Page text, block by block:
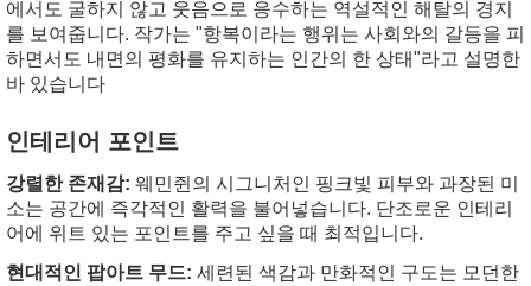
에서도 굴하지 않고 웃음으로 응수하는 역설적인 해탈의 경지
를 보여줍니다. 작가는 "항복이라는 행위는 사회와의 갈등을 피
하면서도 내면의 평화를 유지하는 인간의 한 상태"라고 설명한
바 있습니다
인테리어 포인트
강렬한 존재감: 웨민쥔의 시그니처인 핑크빛 피부와 과장된 미
소는 공간에 즉각적인 활력을 불어넣습니다. 단조로운 인테리
어에 위트 있는 포인트를 주고 싶을 때 최적입니다.
현대적인 팝아트 무드: 세련된 색감과 만화적인 구도는 모던한